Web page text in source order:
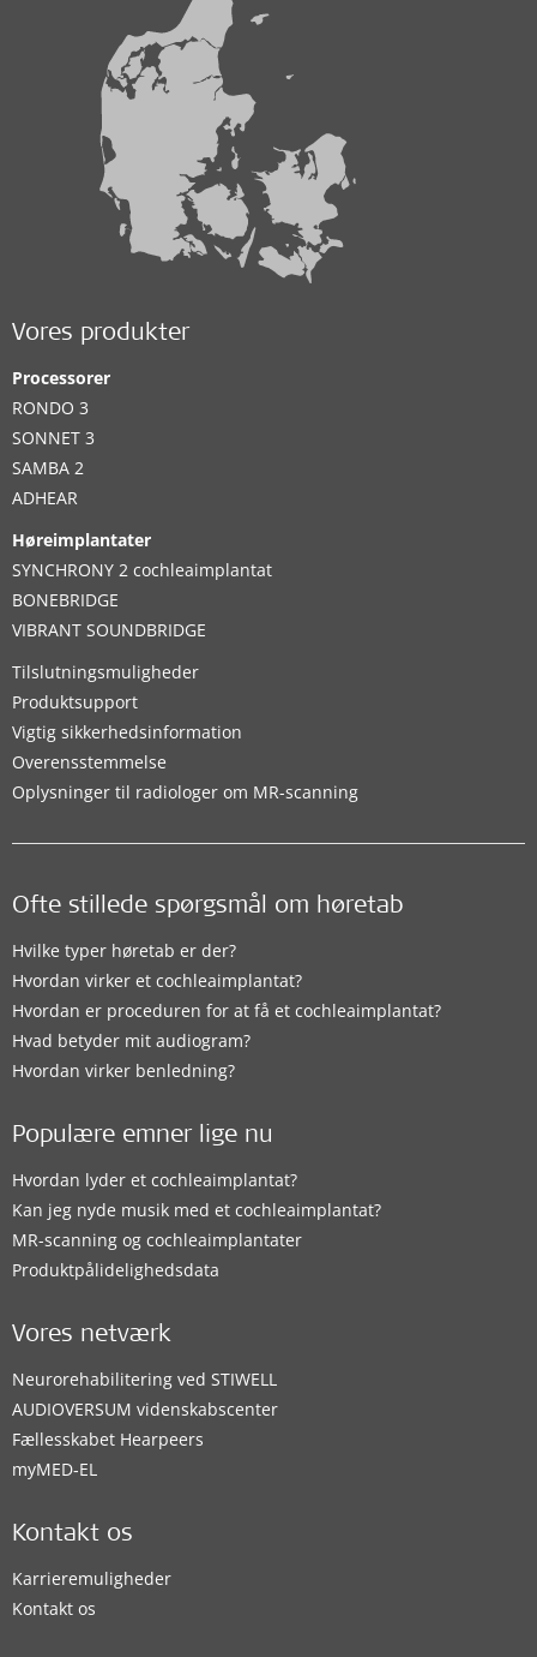
Vores produkter
Processorer
RONDO 3
SONNET 3
SAMBA 2
ADHEAR
Høreimplantater
SYNCHRONY 2 cochleaimplantat
BONEBRIDGE
VIBRANT SOUNDBRIDGE
Tilslutningsmuligheder
Produktsupport
Vigtig sikkerhedsinformation
Overensstemmelse
Oplysninger til radiologer om MR-scanning
Ofte stillede spørgsmål om høretab
Hvilke typer høretab er der?
Hvordan virker et cochleaimplantat?
Hvordan er proceduren for at få et cochleaimplantat?
Hvad betyder mit audiogram?
Hvordan virker benledning?
Populære emner lige nu
Hvordan lyder et cochleaimplantat?
Kan jeg nyde musik med et cochleaimplantat?
MR-scanning og cochleaimplantater
Produktpålidelighedsdata
Vores netværk
Neurorehabilitering ved STIWELL
AUDIOVERSUM videnskabscenter
Fællesskabet Hearpeers
myMED‑EL
Kontakt os
Karrieremuligheder
Kontakt os